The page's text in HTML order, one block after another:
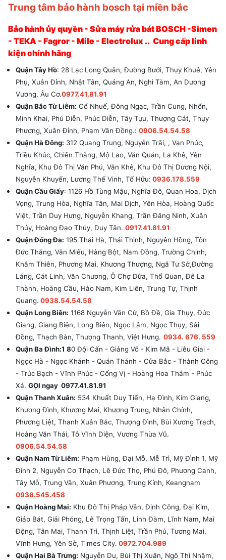
Trung tâm bảo hành bosch tại miền bắc
Bảo hành ủy quyền - Sửa máy rửa bát BOSCH -Simen
- TEKA - Fagror - Mile - Electrolux .. Cung cấp linh
kiện chính hãng
Quận Tây Hồ: 28 Lạc Long Quân, Đường Bưởi, Thụy Khuê, Yên
Phụ, Xuân Đỉnh, Nhật Tân, Quảng An, Nghi Tàm, An Dương
Vương, Âu Cơ.0977.41.81.91
Quận Bắc Từ Liêm: Cổ Nhuế, Đông Ngạc, Trần Cung, Nhổn,
Minh Khai, Phú Diễn, Phúc Diễn, Tây Tựu, Thượng Cát, Thụy
Phương, Xuân Đỉnh, Phạm Văn Đồng.: 0906.54.54.58
Quận Hà Đông: 312 Quang Trung, Nguyễn Trãi, , Vạn Phúc,
Triều Khúc, Chiến Thắng, Mộ Lao, Văn Quán, La Khê, Yên
Nghĩa, Khu Đô Thị Văn Phú, Văn Khê, Khu Đô Thị Dương Nội,
Nguyễn Khuyến, Lương Thế Vinh, Tố Hữu: 0936.178.559
Quận Cầu Giấy: 1126 Hồ Tùng Mậu, Nghĩa Đô, Quan Hoa, Dịch
Vọng, Trung Hòa, Nghĩa Tân, Mai Dịch, Yên Hòa, Hoàng Quốc
Việt, Trần Duy Hưng, Nguyễn Khang, Trần Đăng Ninh, Xuân
Thủy, Hoàng Đạo Thúy, Duy Tân. 0917.41.81.91
Quận Đống Đa: 195 Thái Hà, Thái Thịnh, Nguyên Hồng, Tôn
Đức Thắng, Văn Miếu, Hàng Bột, Nam Đồng, Trường Chinh,
Khâm Thiên, Phương Mai, Khương Thượng, Ngã Tư Sở,Đường
Láng, Cát Linh, Văn Chương, Ô Chợ Dừa, Thổ Quan, Đê La
Thành, Hoàng Cầu, Hào Nam, Kim Liên, Trung Tự, Thịnh
Quang. 0938.54.54.58
Quận Long Biên: 1168 Nguyễn Văn Cừ, Bồ Đề, Gia Thụy, Đức
Giang, Giang Biên, Long Biên, Ngọc Lâm, Ngọc Thụy, Sài
Đồng, Thạch Bàn, Thượng Thanh, Việt Hưng. 0934. 676. 559
Quận Ba Đình:1 80 Đội Cấn - Giảng Võ - Kim Mã - Liễu Giai -
Ngọc Hà - Ngọc Khánh - Quán Thánh - Cửa Bắc - Thành Công
- Trúc Bạch - Vĩnh Phúc - Cống Vị - Hoàng Hoa Thám - Phúc
Xá. GỌI ngay 0977.41.81.91
Quận Thanh Xuân: 534 Khuất Duy Tiến, Hạ Đình, Kim Giang,
Khương Đình, Khương Mai, Khương Trung, Nhân Chính,
Phương Liệt, Thanh Xuân Bắc, Thượng Đình, Bùi Xương Trạch,
Hoàng Văn Thái, Tô Vĩnh Diện, Vương Thừa Vũ.
0906.54.54.58
Quận Nam Từ Liêm: Phạm Hùng, Đại Mỗ, Mễ Trì, Mỹ Đình 1, Mỹ
Đình 2, Nguyễn Cơ Thạch, Lê Đức Thọ, Phú Đô, Phương Canh,
Tây Mỗ, Trung Văn, Xuân Phương, Trung Kính, Keangnam
0936.545.458
Quận Hoàng Mai: Khu Đô Thị Pháp Vân, Định Công, Đại Kim,
Giáp Bát, Giải Phóng, Lê Trọng Tấn, Linh Đàm, Lĩnh Nam, Mai
Động, Tân Mai, Thanh Trì, Thịnh Liệt, Trần Phú, Tương Mai,
Vĩnh Hưng, Yên Sở, Times City. 0972.704.989
Quận Hai Bà Trưng: Nguyễn Du, Bùi Thị Xuân, Ngô Thì Nhậm,